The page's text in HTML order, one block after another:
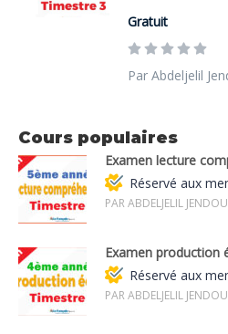
Gratuit
Par Abdeljelil
Cours populaires
Examen lecture
Réservé aux
PAR ABDELJELIL
Examen production
Réservé aux
PAR ABDELJELIL